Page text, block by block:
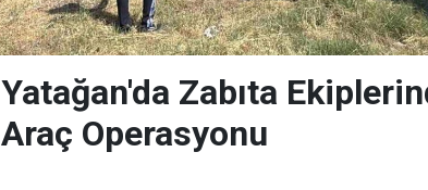
Yatağan'da Zabıta
Araç Operasyonu